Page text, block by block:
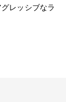
レッシブなラ